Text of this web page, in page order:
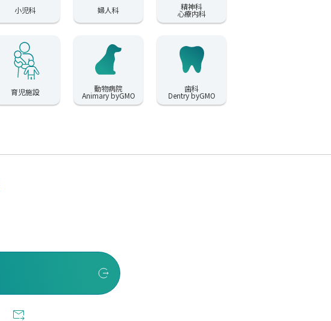
小児科 婦人科 精神科
心療内科
育児施設 動物病院
Animary byGMO
歯科
Dentry byGMO